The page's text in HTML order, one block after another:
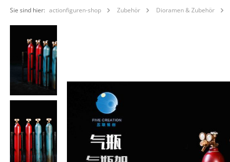
Sie sind hier: actionfiguren-shop Zubehör Dioramen & Zubehör